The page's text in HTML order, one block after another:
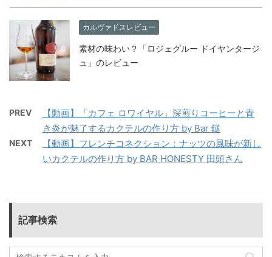
カルヴァドスレビュー
素材の味わい？「ロジェグルー ドイヤンタージ
ュ」のレビュー
PREV
【動画】「カフェ ロワイヤル」深煎りコーヒーと青
き炎が魅了するカクテルの作り方 by Bar 鎹
NEXT
【動画】フレンチコネクション：ナッツの風味が新し
いカクテルの作り方 by BAR HONESTY 田頭さん
記事検索